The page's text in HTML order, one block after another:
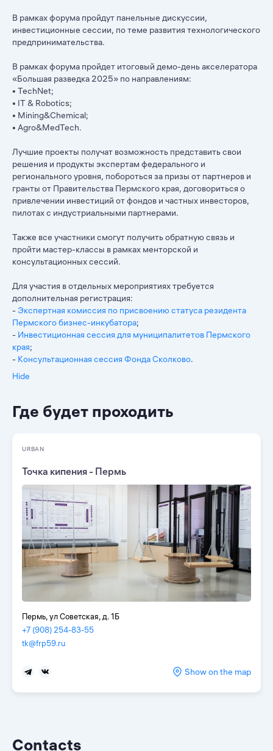
В рамках форума пройдут панельные дискуссии,
инвестиционные сессии, по теме развития технологического
предпринимательства.
В рамках форума пройдет итоговый демо-день акселератора
«Большая разведка 2025» по направлениям:
• TechNet;
• IT & Robotics;
• Mining&Chemical;
• Agro&MedTech.
Лучшие проекты получат возможность представить свои
решения и продукты экспертам федерального и
регионального уровня, побороться за призы от партнеров и
гранты от Правительства Пермского края, договориться о
привлечении инвестиций от фондов и частных инвесторов,
пилотах с индустриальными партнерами.
Также все участники смогут получить обратную связь и
пройти мастер-классы в рамках менторской и
консультационных сессий.
Для участия в отдельных мероприятиях требуется
дополнительная регистрация:
- Экспертная комиссия по присвоению статуса резидента
Пермского бизнес-инкубатора;
- Инвестиционная сессия для муниципалитетов Пермского
края;
- Консультационная сессия Фонда Сколково.
Hide
Где будет проходить
URBAN
Точка кипения - Пермь
Пермь, ул Советская, д. 1Б
+7 (908) 254-83-55
tk@frp59.ru
Show on the map
Contacts